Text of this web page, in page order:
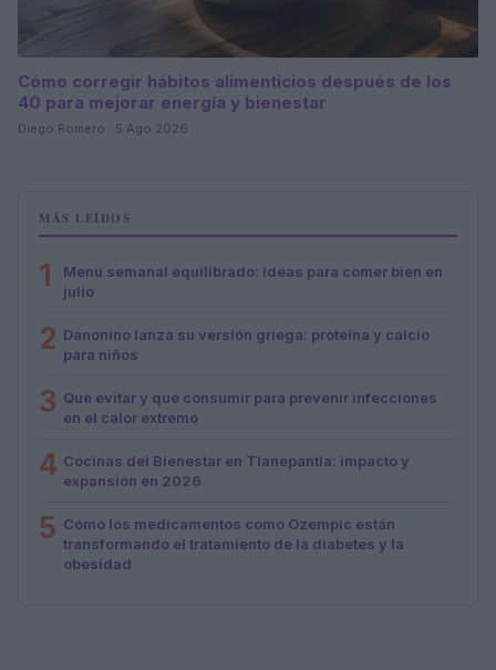
Cómo corregir hábitos alimenticios después de los
40 para mejorar energía y bienestar
Diego Romero · 5 Ago 2026
MÁS LEÍDOS
1
Menú semanal equilibrado: ideas para comer bien en
julio
2 Danonino lanza su versión griega: proteína y calcio
para niños
3 Qué evitar y qué consumir para prevenir infecciones
en el calor extremo
4 Cocinas del Bienestar en Tlanepantla: impacto y
expansión en 2026
5 Cómo los medicamentos como Ozempic están
transformando el tratamiento de la diabetes y la
obesidad